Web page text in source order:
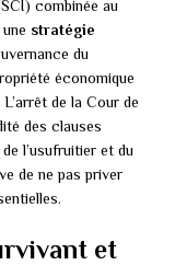
combinée au
stratégie
du
économique
de la Cour de
des clauses
l’usufruitier et du
de ne pas priver
et